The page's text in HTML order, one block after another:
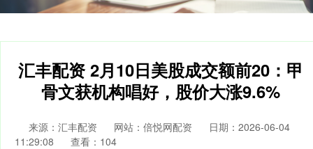
汇丰配资 2月10日美股成交额前20：甲
骨文获机构唱好，股价大涨9.6%
来源：汇丰配资 网站：倍悦网配资
日期：2026-06-04
11:29:08
查看：104